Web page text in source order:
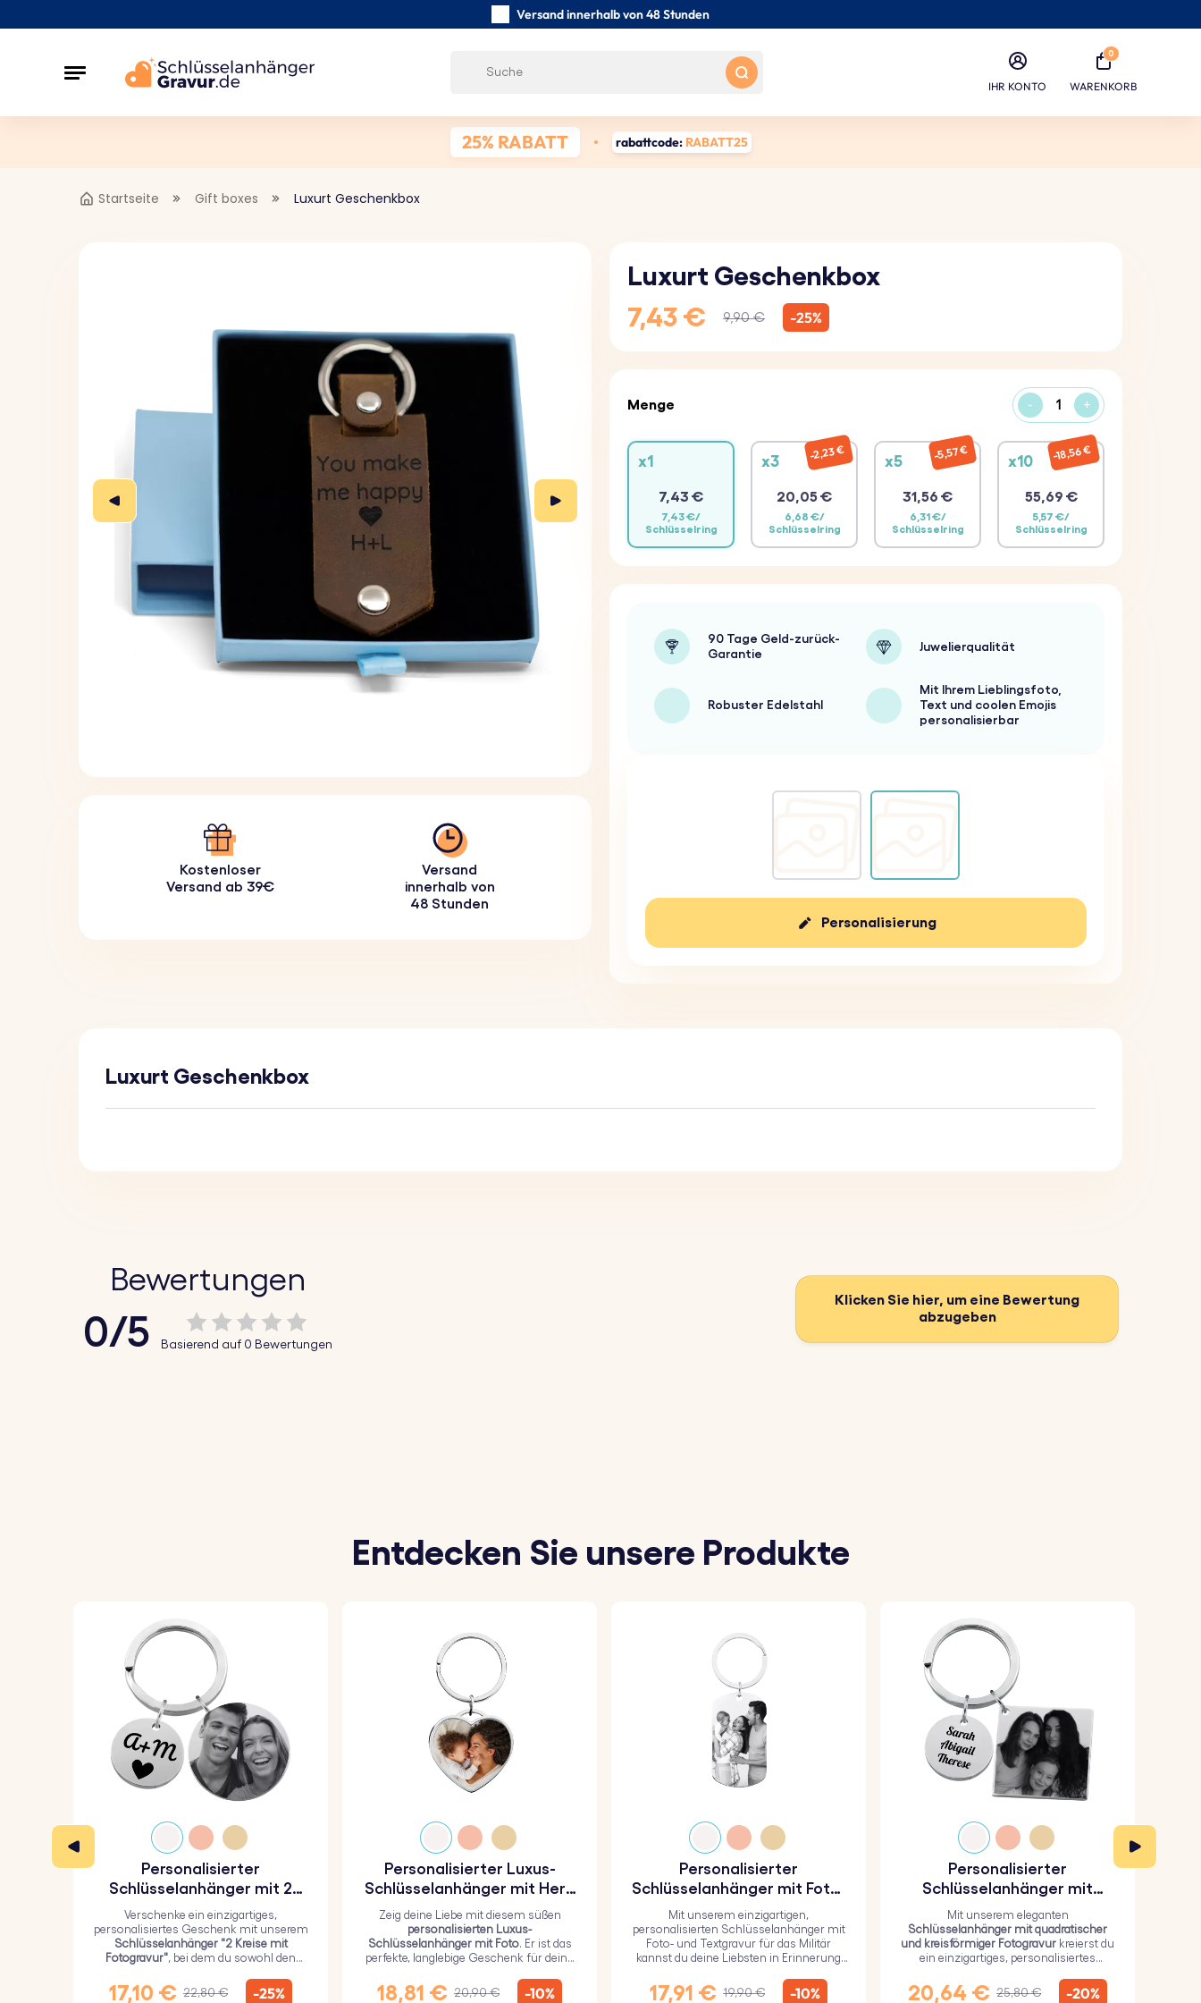
Versand innerhalb von 48 Stunden
IHR KONTO
0
WARENKORB
25% RABATT rabattcode: RABATT25
Startseite Gift boxes Luxurt Geschenkbox
Kostenloser
Versand ab 39€
Versand
innerhalb von
48 Stunden
Luxurt Geschenkbox
7,43 €
9,90 € -25%
Menge - +
x1
7,43 €
7,43 €/
Schlüsselring
x3
20,05 €
6,68 €/
Schlüsselring
2,23 € x5
31,56 €
6,31 €/
Schlüsselring
5,57 € x10
55,69 €
5,57 €/
Schlüsselring
18,56 €
90 Tage Geld-zurück-
Garantie
Juwelierqualität
Robuster Edelstahl
Mit Ihrem Lieblingsfoto,
Text und coolen Emojis
personalisierbar
Personalisierung
Luxurt Geschenkbox
Bewertungen
0/5 Basierend auf 0 Bewertungen
Klicken Sie hier, um eine Bewertung
abzugeben
Entdecken Sie unsere Produkte
Personalisierter
Schlüsselanhänger mit 2
Kreisen und graviertem Foto
Verschenke ein einzigartiges,
personalisiertes Geschenk mit unserem
Schlüsselanhänger "2 Kreise mit
Fotogravur", bei dem du sowohl den
Bild als auch den kleineren Kreis mit
17,10 € 22,80 € -25%
Personalisierter Luxus-
Schlüsselanhänger mit Herz
und Foto
Zeig deine Liebe mit diesem süßen
personalisierten Luxus-
Schlüsselanhänger mit Foto. Er ist das
perfekte, langlebige Geschenk für deine
Epoxidglasschicht überzogen.
18,81 € 20,90 € -10%
Personalisierter
Schlüsselanhänger mit Foto-
und Textgravur für das
Militär
Mit unserem einzigartigen,
personalisierten Schlüsselanhänger mit
Foto- und Textgravur für das Militär
kannst du deine Liebsten in Erinnerung
17,91 € 19,90 € -10%
Personalisierter
Schlüsselanhänger mit
quadratischer und
kreisförmiger Fotogravur
Mit unserem eleganten
Schlüsselanhänger mit quadratischer
und kreisförmiger Fotogravur kreierst du
ein einzigartiges, personalisiertes
Bild auf dem Quadrat und einen Text auf
20,64 € 25,80 € -20%